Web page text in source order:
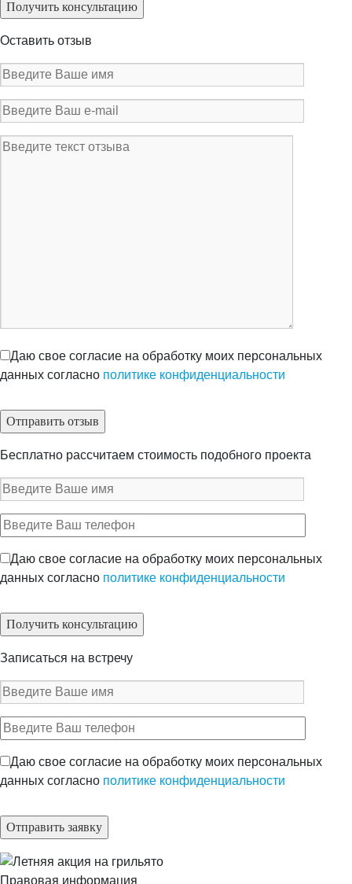
Оставить отзыв
Даю свое согласие на обработку моих персональных
данных согласно политике конфиденциальности
Бесплатно рассчитаем стоимость подобного проекта
Даю свое согласие на обработку моих персональных
данных согласно политике конфиденциальности
Записаться на встречу
Даю свое согласие на обработку моих персональных
данных согласно политике конфиденциальности
Правовая информация